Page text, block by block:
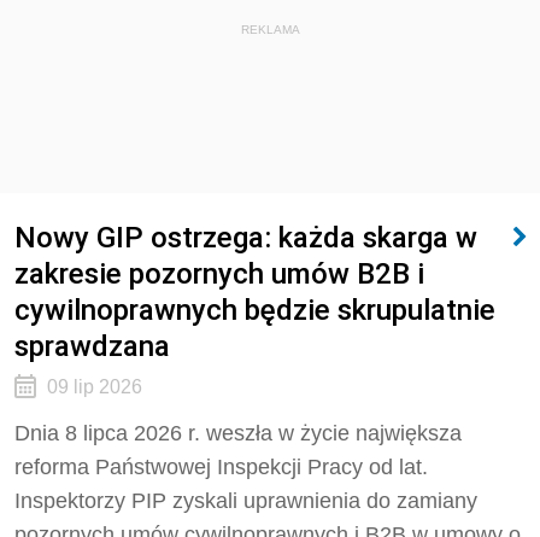
REKLAMA
Nowy GIP ostrzega: każda skarga w
zakresie pozornych umów B2B i
cywilnoprawnych będzie skrupulatnie
sprawdzana
09 lip 2026
Dnia 8 lipca 2026 r. weszła w życie największa
reforma Państwowej Inspekcji Pracy od lat.
Inspektorzy PIP zyskali uprawnienia do zamiany